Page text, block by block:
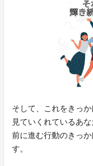
そして、これをきっか
見ていくれているあ
前に進む行動のきっ
す。